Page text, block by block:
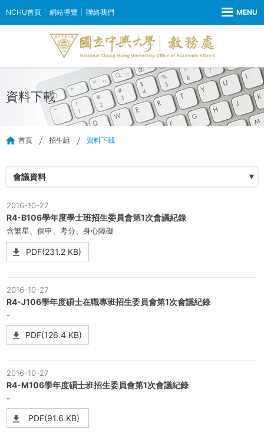
NCHU首頁 網站導覽 聯絡我們
資料下載
首頁 招生組 資料下載
會議資料
2016-10-27
R4-B106學年度學士班招生委員會第1次會議紀錄
含繁星、個申、考分、身心障礙
PDF(231.2 KB)
2016-10-27
R4-J106學年度碩士在職專班招生委員會第1次會議紀錄
-
PDF(126.4 KB)
2016-10-27
R4-M106學年度碩士班招生委員會第1次會議紀錄
-
PDF(91.6 KB)